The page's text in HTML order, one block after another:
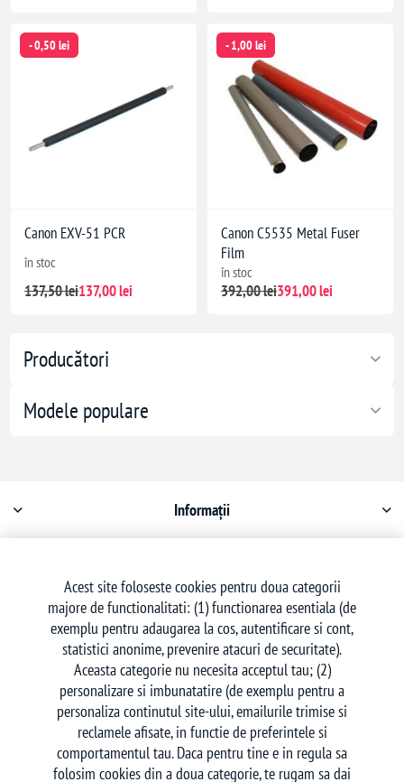
Producători
Modele populare
- 0,50 lei
Canon EXV-51 PCR
în stoc
137,50 lei137,00 lei
- 1,00 lei
Canon C5535 Metal Fuser
Film
în stoc
392,00 lei391,00 lei
Informații
Serviciu clienți
Urmăriți-ne
Acest site foloseste cookies pentru doua categorii
majore de functionalitati: (1) functionarea esentiala (de
exemplu pentru adaugarea la cos, autentificare si cont,
statistici anonime, prevenire atacuri de securitate).
Aceasta categorie nu necesita acceptul tau; (2)
personalizare si imbunatatire (de exemplu pentru a
personaliza continutul site-ului, emailurile trimise si
reclamele afisate, in functie de preferintele si
comportamentul tau. Daca pentru tine e in regula sa
folosim cookies din a doua categorie, te rugam sa dai